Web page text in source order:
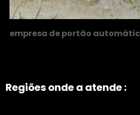
empresa de portão
Regiões onde a atende :